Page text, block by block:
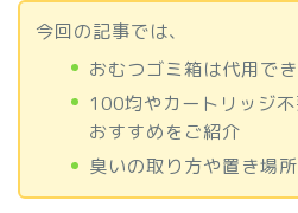
今回の記事では、
おむつゴミ箱は代用でき
100均やカートリッジ
おすすめをご紹介
臭いの取り方や置き場所